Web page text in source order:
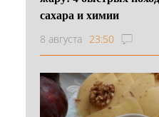
сахара и химии
8 августа 23:50